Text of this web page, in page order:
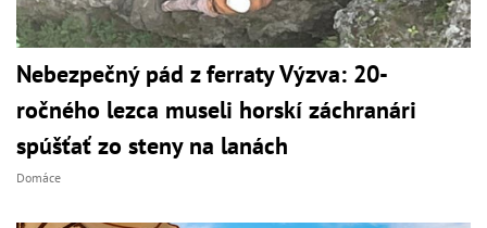
Nebezpečný pád z ferraty Výzva: 20-
ročného lezca museli horskí záchranári
spúšťať zo steny na lanách
Domáce